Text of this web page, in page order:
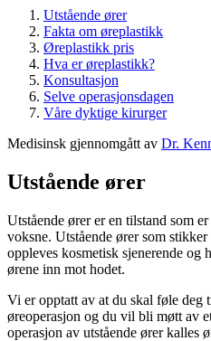
Utstående ører
Fakta om øreplastikk
Øreplastikk pris
Hva er øreplastikk?
Konsultasjon
Selve operasjonsdagen
Våre dyktige kirurger
Medisinsk gjennomgått av Dr.
Utstående ører
Utstående ører er en tilstand som
voksne. Utstående ører som
oppleves kosmetisk sjenerende og
ørene inn mot hodet.
Vi er opptatt av at du skal føle deg
øreoperasjon og du vil bli møtt av
operasjon av utstående ører kalles